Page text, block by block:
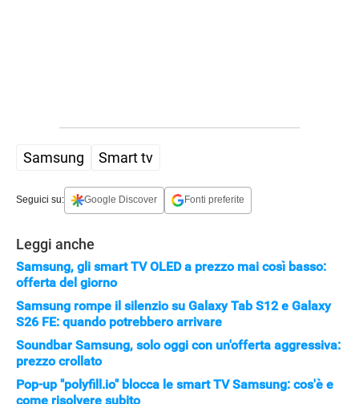
Samsung Smart tv
Seguici su: Google Discover Fonti preferite
Leggi anche
Samsung, gli smart TV OLED a prezzo mai così basso:
offerta del giorno
Samsung rompe il silenzio su Galaxy Tab S12 e Galaxy
S26 FE: quando potrebbero arrivare
Soundbar Samsung, solo oggi con un'offerta aggressiva:
prezzo crollato
Pop-up "polyfill.io" blocca le smart TV Samsung: cos'è e
come risolvere subito